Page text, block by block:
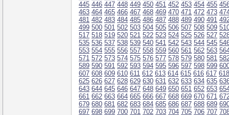
445 446 447 448 449 450 451 452 453 454 455
463 464 465 466 467 468 469 470 471 472 473
481 482 483 484 485 486 487 488 489 490 491
499 500 501 502 503 504 505 506 507 508 509
517 518 519 520 521 522 523 524 525 526 527
535 536 537 538 539 540 541 542 543 544 545
553 554 555 556 557 558 559 560 561 562 563
571 572 573 574 575 576 577 578 579 580 581
589 590 591 592 593 594 595 596 597 598 599
607 608 609 610 611 612 613 614 615 616 617 618
625 626 627 628 629 630 631 632 633 634 635
643 644 645 646 647 648 649 650 651 652 653
661 662 663 664 665 666 667 668 669 670 671
679 680 681 682 683 684 685 686 687 688 689
697 698 699 700 701 702 703 704 705 706 707